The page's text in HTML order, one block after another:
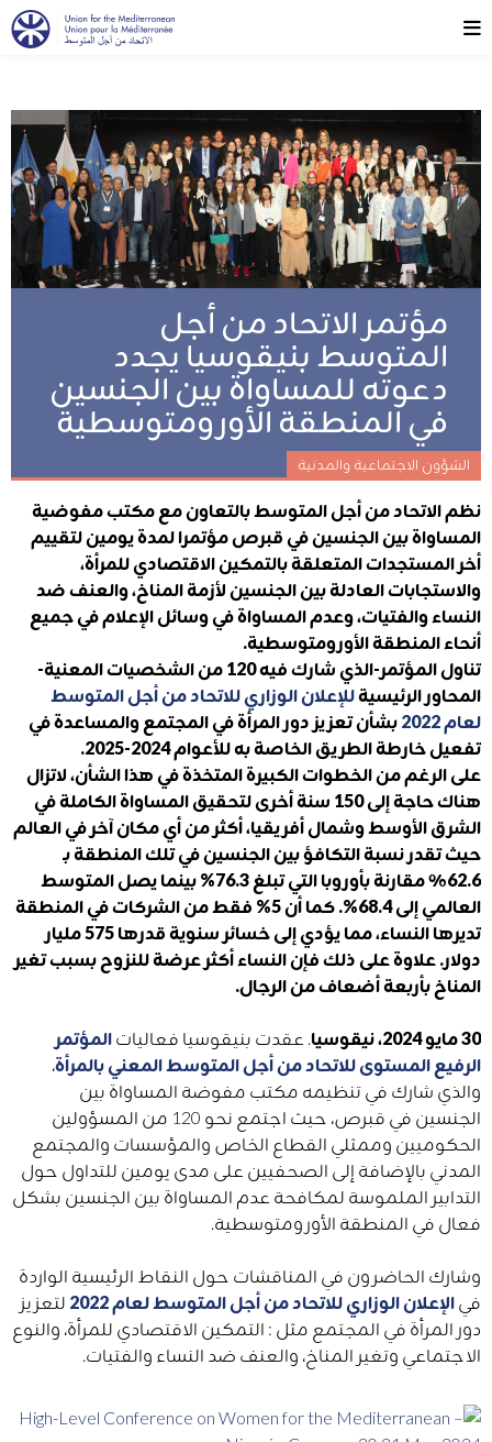
مؤتمر الاتحاد من أجل
المتوسط بنيقوسيا يجدد
دعوته للمساواة بين الجنسين
في المنطقة الأورومتوسطية
الشؤون الاجتماعية والمدنية
نظم الاتحاد من أجل المتوسط بالتعاون مع مكتب مفوضية
المساواة بين الجنسين في قبرص مؤتمرا لمدة يومين لتقييم
أخر المستجدات المتعلقة بالتمكين الاقتصادي للمرأة،
والاستجابات العادلة بين الجنسين لأزمة المناخ، والعنف ضد
النساء والفتيات، وعدم المساواة في وسائل الإعلام في جميع
أنحاء المنطقة الأورومتوسطية.
تناول المؤتمر-الذي شارك فيه 120 من الشخصيات المعنية-
المحاور الرئيسيةللإعلان الوزاري للاتحاد من أجل المتوسط ​​
لعام 2022
بشأن تعزيز دور المرأة في المجتمع والمساعدة في
تفعيل خارطة الطريق الخاصة به للأعوام 2024-2025.
على الرغم من الخطوات الكبيرة المتخذة في هذا الشأن، لاتزال
هناك حاجة إلى 150 سنة أخرى لتحقيق المساواة الكاملة في
الشرق الأوسط وشمال أفريقيا، أكثر من أي مكان آخر في العالم
حيث تقدر نسبة التكافؤ بين الجنسين في تلك المنطقة بـ
62.6٪ مقارنة بأوروبا التي تبلغ 76.3% بينما يصل المتوسط ​​
العالمي إلى 68.4%. كما أن 5% فقط من الشركات في المنطقة
تديرها النساء، مما يؤدي إلى خسائر سنوية قدرها 575 مليار
دولار. علاوة على ذلك فإن النساء أكثر عرضة للنزوح بسبب تغير
المناخ بأربعة أضعاف من الرجال.
30 مايو 2024، نيقوسيا . عقدت بنيقوسيا فعاليات المؤتمر
الرفيع المستوى للاتحاد من أجل المتوسط ​​المعني بالمرأة،
والذي شارك في تنظيمه مكتب مفوضة المساواة بين
الجنسين في قبرص، حيث اجتمع نحو 120 من المسؤولين
الحكوميين وممثلي القطاع الخاص والمؤسسات والمجتمع
المدني بالإضافة إلى الصحفيين على مدى يومين للتداول حول
التدابير الملموسة لمكافحة عدم المساواة بين الجنسين بشكل
فعال في المنطقة الأورومتوسطية.
وشارك الحاضرون في المناقشات حول النقاط الرئيسية الواردة
في الإعلان الوزاري للاتحاد من أجل المتوسط ​​لعام 2022
لتعزيز
دور المرأة في المجتمع مثل : التمكين الاقتصادي للمرأة، والنوع
الاجتماعي وتغير المناخ، والعنف ضد النساء والفتيات.